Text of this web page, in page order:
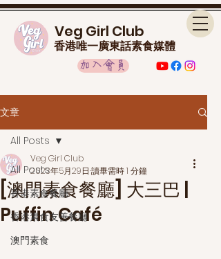
Veg Girl Club
香港唯一廣東話素食媒體
加入會員
文章
All Posts
香港素食餐廳
香港素食友善餐廳
澳門素食
All Posts
[澳門素食餐廳] 大三巴 |
Puffin Café
Veg Girl Club
2023年5月29日 讀畢需時 1 分鐘